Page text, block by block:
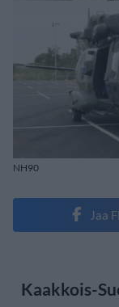
NH90
Jaa
Kaakkois-